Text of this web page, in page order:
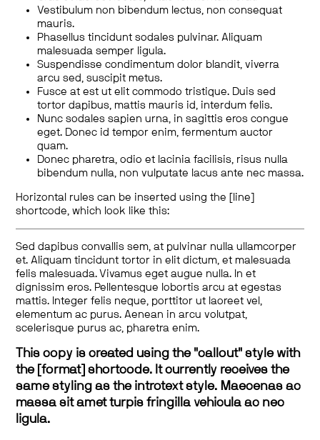
Vestibulum non bibendum lectus, non consequat
mauris.
Phasellus tincidunt sodales pulvinar. Aliquam
malesuada semper ligula.
Suspendisse condimentum dolor blandit, viverra
arcu sed, suscipit metus.
Fusce at est ut elit commodo tristique. Duis sed
tortor dapibus, mattis mauris id, interdum felis.
Nunc sodales sapien urna, in sagittis eros congue
eget. Donec id tempor enim, fermentum auctor
quam.
Donec pharetra, odio et lacinia facilisis, risus nulla
bibendum nulla, non vulputate lacus ante nec massa.
Horizontal rules can be inserted using the [line]
shortcode, which look like this:
Sed dapibus convallis sem, at pulvinar nulla ullamcorper
et. Aliquam tincidunt tortor in elit dictum, et malesuada
felis malesuada. Vivamus eget augue nulla. In et
dignissim eros. Pellentesque lobortis arcu at egestas
mattis. Integer felis neque, porttitor ut laoreet vel,
elementum ac purus. Aenean in arcu volutpat,
scelerisque purus ac, pharetra enim.
This copy is created using the "callout" style with
the [format] shortcode. It currently receives the
same styling as the introtext style. Maecenas ac
massa sit amet turpis fringilla vehicula ac nec
ligula.